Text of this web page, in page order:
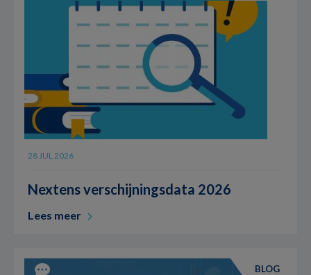
28 JUL 2026
Nextens verschijningsdata 2026
Lees meer
BLOG